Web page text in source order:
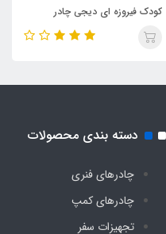
کودک فیروزه ای دیجی چادر
دسته بندی محصولات
چادرهای فنری
چادرهای کمپ
تجهیزات سفر